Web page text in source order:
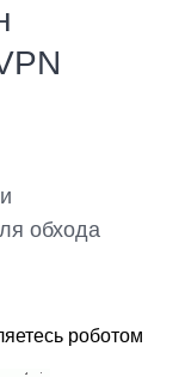
обхода
роботом